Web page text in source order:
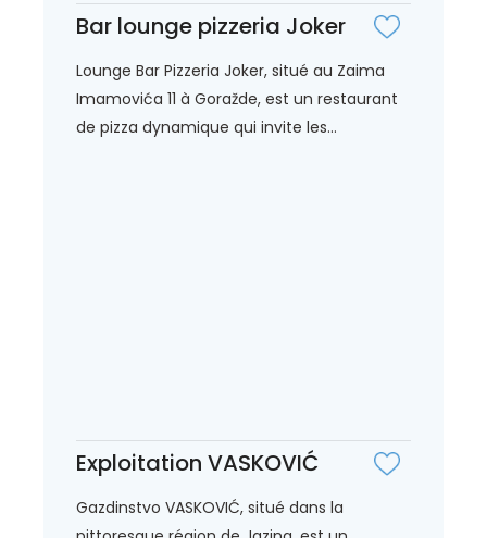
Bar lounge pizzeria Joker
Lounge Bar Pizzeria Joker, situé au Zaima
Imamovića 11 à Goražde, est un restaurant
de pizza dynamique qui invite les...
Exploitation VASKOVIĆ
Gazdinstvo VASKOVIĆ, situé dans la